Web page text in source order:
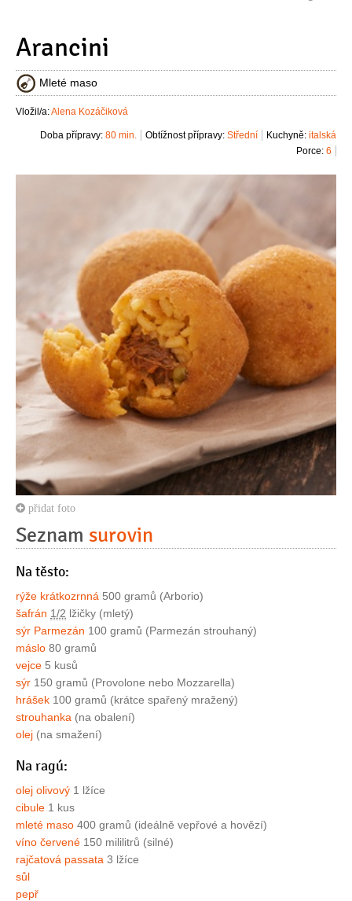
Arancini
Mleté maso
Vložil/a:Alena Kozáčiková
Kuchyně: italská
Obtížnost přípravy: Střední
Doba přípravy: 80 min.
Porce: 6
přidat foto
Seznam surovin
Na těsto:
rýže krátkozrnná 500 gramů (Arborio)
šafrán 1/2 lžičky (mletý)
sýr Parmezán 100 gramů (Parmezán strouhaný)
máslo 80 gramů
vejce 5 kusů
sýr 150 gramů (Provolone nebo Mozzarella)
hrášek 100 gramů (krátce spařený mražený)
strouhanka (na obalení)
olej (na smažení)
Na ragú:
olej olivový 1 lžíce
cibule 1 kus
mleté maso 400 gramů (ideálně vepřové a hovězí)
víno červené 150 mililitrů (silné)
rajčatová passata 3 lžíce
sůl
pepř